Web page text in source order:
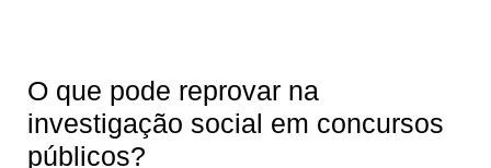
O que pode reprovar na
investigação social em concursos
públicos?